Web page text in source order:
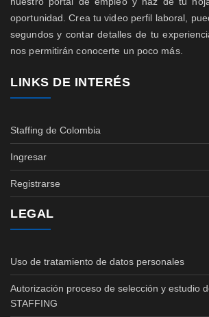
oportunidad. Crea tu video perfil laboral,
segundos y contar detalles de tu
nos permitirán conocerte un poco más.
LINKS DE INTERÉS
Staffing de Colombia
Ingresar
Registrarse
LEGAL
Uso de tratamiento de datos personales
Autorización proceso de selección y estudio
STAFFING